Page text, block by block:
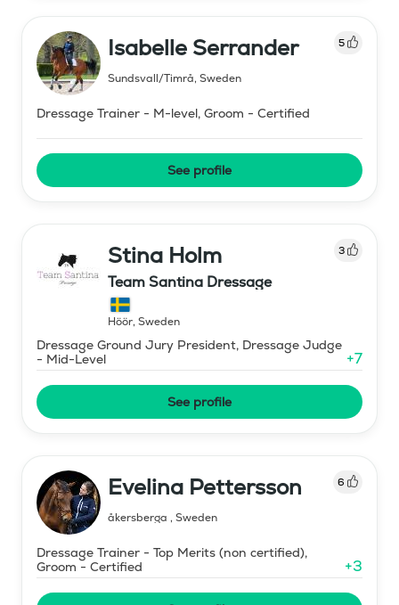
Isabelle Serrander 5
Sundsvall/Timrå, Sweden
Dressage Trainer - M-level, Groom - Certified
See profile
Stina Holm 3
Team Santina Dressage
Höör, Sweden
Dressage Ground Jury President, Dressage Judge
- Mid-Level
+7
See profile
Evelina Pettersson 6
åkersberga , Sweden
Dressage Trainer - Top Merits (non certified),
Groom - Certified
+3